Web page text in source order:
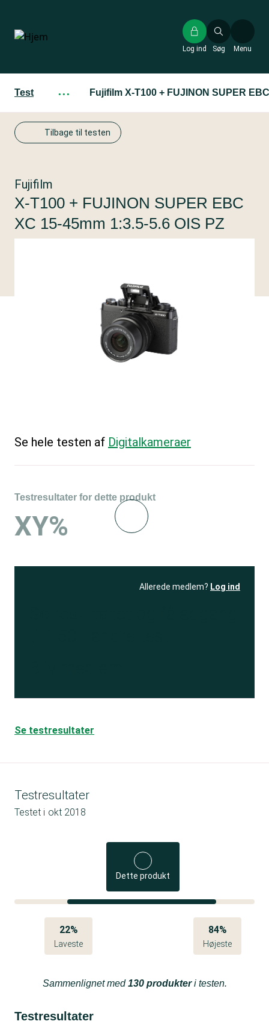
hovedindhold
Søg
Log ind Menu
Test ··· Fujifilm X-T100 + FUJINON SUPER
Tilbage til testen
Fujifilm
X-T100 + FUJINON SUPER EBC
XC 15-45mm 1:3.5-5.6 OIS PZ
Se hele testen af Digitalkameraer
Testresultater for dette produkt
XY%
Allerede medlem? Log ind
Se testresultater
Testresultater
Testet i okt 2018
Dette produkt
22%
Laveste
84%
Højeste
Sammenlignet med130 produkteri testen.
Testresultater